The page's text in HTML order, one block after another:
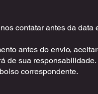
contatar antes da data
antes do envio,
de sua
correspondente.